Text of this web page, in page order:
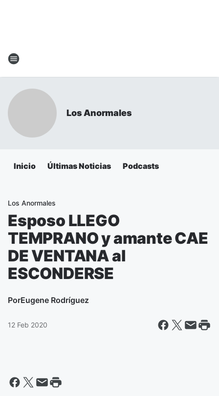
Los Anormales
Inicio Últimas Noticias Podcasts
Los Anormales
Esposo LLEGO
TEMPRANO y amante CAE
DE VENTANA al
ESCONDERSE
PorEugene Rodríguez
12 Feb 2020